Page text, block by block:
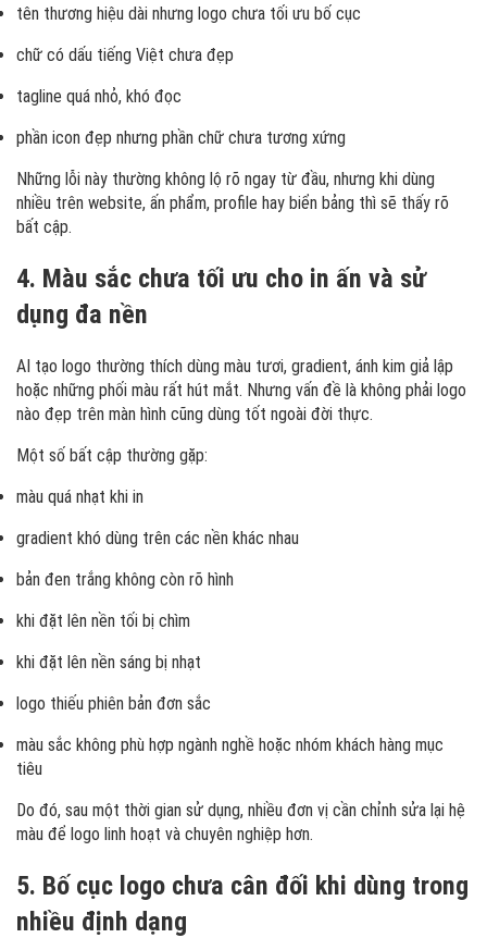
tên thương hiệu dài nhưng logo chưa tối ưu bố cục
chữ có dấu tiếng Việt chưa đẹp
tagline quá nhỏ, khó đọc
phần icon đẹp nhưng phần chữ chưa tương xứng
Những lỗi này thường không lộ rõ ngay từ đầu, nhưng khi dùng
nhiều trên website, ấn phẩm, profile hay biển bảng thì sẽ thấy rõ
bất cập.
4. Màu sắc chưa tối ưu cho in ấn và sử
dụng đa nền
AI tạo logo thường thích dùng màu tươi, gradient, ánh kim giả lập
hoặc những phối màu rất hút mắt. Nhưng vấn đề là không phải logo
nào đẹp trên màn hình cũng dùng tốt ngoài đời thực.
Một số bất cập thường gặp:
màu quá nhạt khi in
gradient khó dùng trên các nền khác nhau
bản đen trắng không còn rõ hình
khi đặt lên nền tối bị chìm
khi đặt lên nền sáng bị nhạt
logo thiếu phiên bản đơn sắc
màu sắc không phù hợp ngành nghề hoặc nhóm khách hàng mục
tiêu
Do đó, sau một thời gian sử dụng, nhiều đơn vị cần chỉnh sửa lại hệ
màu để logo linh hoạt và chuyên nghiệp hơn.
5. Bố cục logo chưa cân đối khi dùng trong
nhiều định dạng